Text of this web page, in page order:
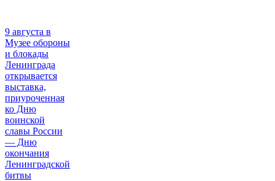
9 августа в
Музее обороны
и блокады
Ленинграда
открывается
выставка,
приуроченная
ко Дню
воинской
славы России
— Дню
окончания
Ленинградской
битвы